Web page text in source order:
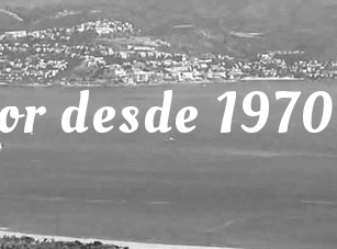
desde 1970